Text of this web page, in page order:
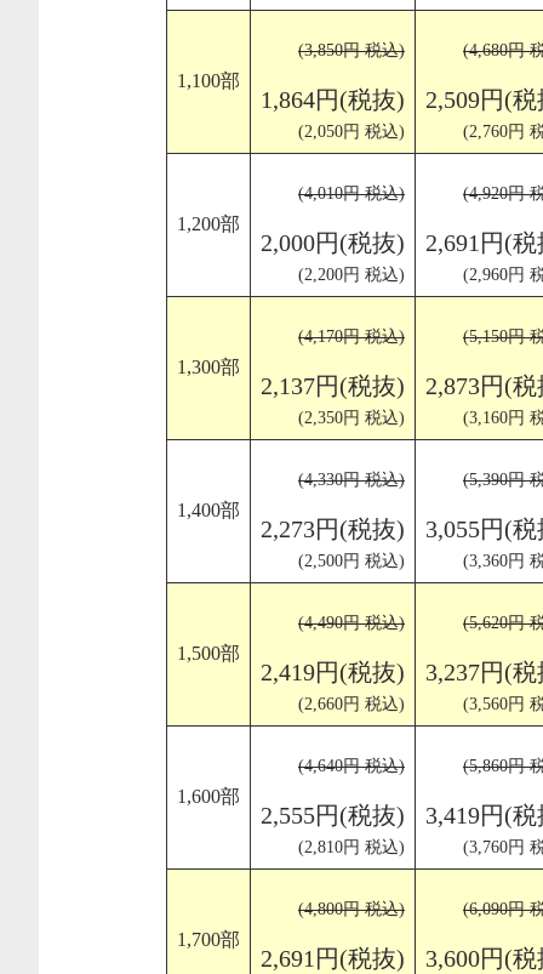
1,100部
(3,850円 税込)
1,864円(税抜)
(2,050円 税込)
(4,680円
2,509円(
(2,760円
1,200部
(4,010円 税込)
2,000円(税抜)
(2,200円 税込)
(4,920円
2,691円(
(2,960円
1,300部
(4,170円 税込)
2,137円(税抜)
(2,350円 税込)
(5,150円
2,873円(
(3,160円
1,400部
(4,330円 税込)
2,273円(税抜)
(2,500円 税込)
(5,390円
3,055円(
(3,360円
1,500部
(4,490円 税込)
2,419円(税抜)
(2,660円 税込)
(5,620円
3,237円(
(3,560円
1,600部
(4,640円 税込)
2,555円(税抜)
(2,810円 税込)
(5,860円
3,419円(
(3,760円
1,700部
(4,800円 税込)
2,691円(税抜)
(6,090円
3,600円(